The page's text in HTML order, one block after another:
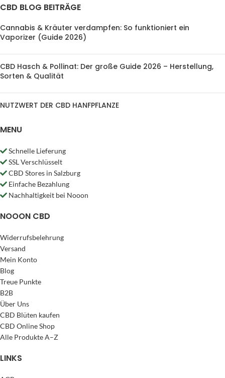
CBD BLOG BEITRÄGE
Cannabis & Kräuter verdampfen: So funktioniert ein
Vaporizer (Guide 2026)
CBD Hasch & Pollinat: Der große Guide 2026 – Herstellung,
Sorten & Qualität
NUTZWERT DER CBD HANFPFLANZE
MENU
Schnelle Lieferung
SSL Verschlüsselt
CBD Stores in Salzburg
Einfache Bezahlung
Nachhaltigkeit bei Nooon
NOOON CBD
Widerrufsbelehrung
Versand
Mein Konto
Blog
Treue Punkte
B2B
Über Uns
CBD Blüten kaufen
CBD Online Shop
Alle Produkte A–Z
LINKS